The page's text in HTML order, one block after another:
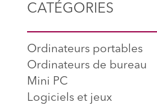
CATÉGORIES
Ordinateurs portables
Ordinateurs de bureau
Mini PC
Logiciels et jeux